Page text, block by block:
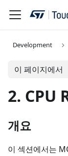
Development
이 페이지에서
2. CPU
개요
이 섹션에서는